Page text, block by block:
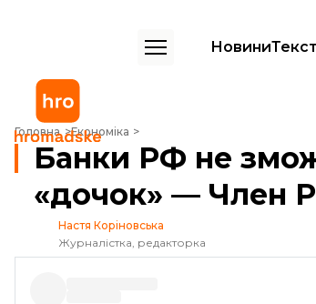
Новини
Головна Економіка
Банки РФ не зможуть вивести капітал з
Банки РФ не
«дочок» — Член
Настя Коріновська
Журналістка, редакторка